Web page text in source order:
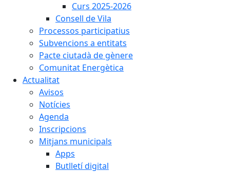
Curs 2025-2026
Consell de Vila
Processos participatius
Subvencions a entitats
Pacte ciutadà de gènere
Comunitat Energètica
Actualitat
Avisos
Notícies
Agenda
Inscripcions
Mitjans municipals
Apps
Butlletí digital